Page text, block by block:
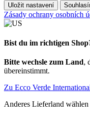
Uložit nastavení
Zásady ochrany osobních
Bist du im richtigen
Bitte wechsle zum Land,
übereinstimmt.
Zu Ecco Verde
Anderes Lieferland wählen